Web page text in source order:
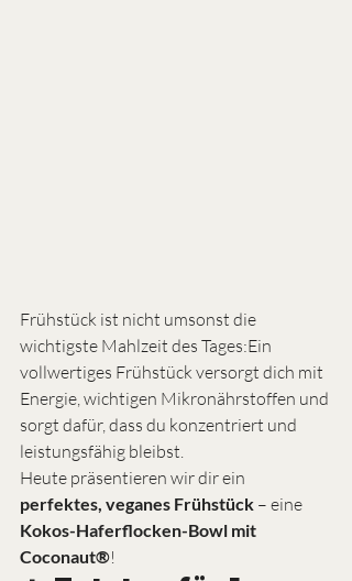
Frühstück ist nicht umsonst die
wichtigste Mahlzeit des Tages:Ein
vollwertiges Frühstück versorgt dich mit
Energie, wichtigen Mikronährstoffen und
sorgt dafür, dass du konzentriert und
leistungsfähig bleibst.
Heute präsentieren wir dir ein
perfektes, veganes Frühstück – eine
Kokos-Haferflocken-Bowl mit
Coconaut®!